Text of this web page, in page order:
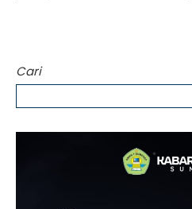
Cari